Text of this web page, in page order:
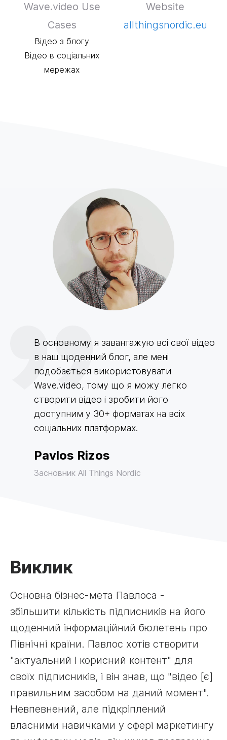
Wave.video Use
Cases
Відео з блогу
Відео в соціальних
мережах
Website
allthingsnordic.eu
В основному я завантажую всі свої відео
в наш щоденний блог, але мені
подобається використовувати
Wave.video, тому що я можу легко
створити відео і зробити його
доступним у 30+ форматах на всіх
соціальних платформах.
Pavlos Rizos
Засновник All Things Nordic
Виклик
Основна бізнес-мета Павлоса -
збільшити кількість підписників на його
щоденний інформаційний бюлетень про
Північні країни. Павлос хотів створити
"актуальний і корисний контент" для
своїх підписників, і він знав, що "відео [є]
правильним засобом на даний момент".
Невпевнений, але підкріплений
власними навичками у сфері маркетингу